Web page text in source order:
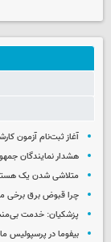
آغاز ثبت‌نام‌ آزمون
هشدار نمایندگان
متلاشی شدن یک
چرا قبوض برق برخی
پزشکیان: خدمت
بیفوما در پرسپولیس